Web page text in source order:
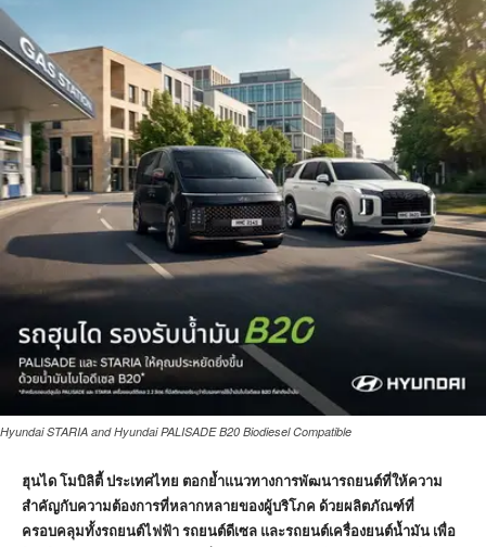
Hyundai STARIA and Hyundai PALISADE B20 Biodiesel Compatible
ฮุนได โมบิลิตี้ ประเทศไทย ตอกย้ำแนวทางการพัฒนารถยนต์ที่ให้ความ
สำคัญกับความต้องการที่หลากหลายของผู้บริโภค ด้วยผลิตภัณฑ์ที่
ครอบคลุมทั้งรถยนต์ไฟฟ้า รถยนต์ดีเซล และรถยนต์เครื่องยนต์น้ำมัน เพื่อ